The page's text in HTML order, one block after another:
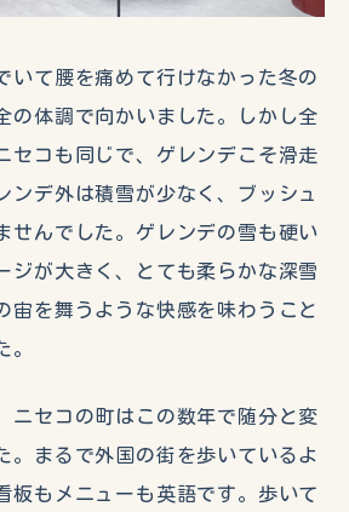
て腰を痛めて行けなかった冬の
の体調で向かいました。しかし全
セコも同じで、ゲレンデこそ滑走
ンデ外は積雪が少なく、ブッシュ
せんでした。ゲレンデの雪も硬い
ジが大きく、とても柔らかな深雪
宙を舞うような快感を味わうこと
。
セコの町はこの数年で随分と変
。まるで外国の街を歩いているよ
板もメニューも英語です。歩いて